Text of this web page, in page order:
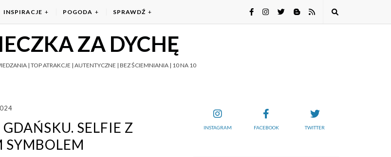
INSPIRACJE POGODA SPRAWDŹ
ZA DYCHĘ
| TOP ATRAKCJE | AUTENTYCZNE | BEZ ŚCIEMNIANIA | 10 NA 10
SELFIE Z
INSTAGRAM FACEBOOK TWITTER